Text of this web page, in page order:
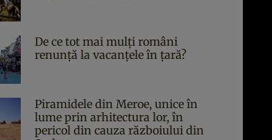
De ce tot mai mulți români
renunță la vacanțele în țară?
Piramidele din Meroe, unice în
lume prin arhitectura lor, în
pericol din cauza războiului din